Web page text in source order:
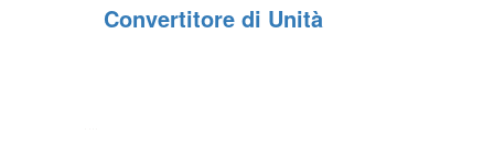
Convertitore di Unità